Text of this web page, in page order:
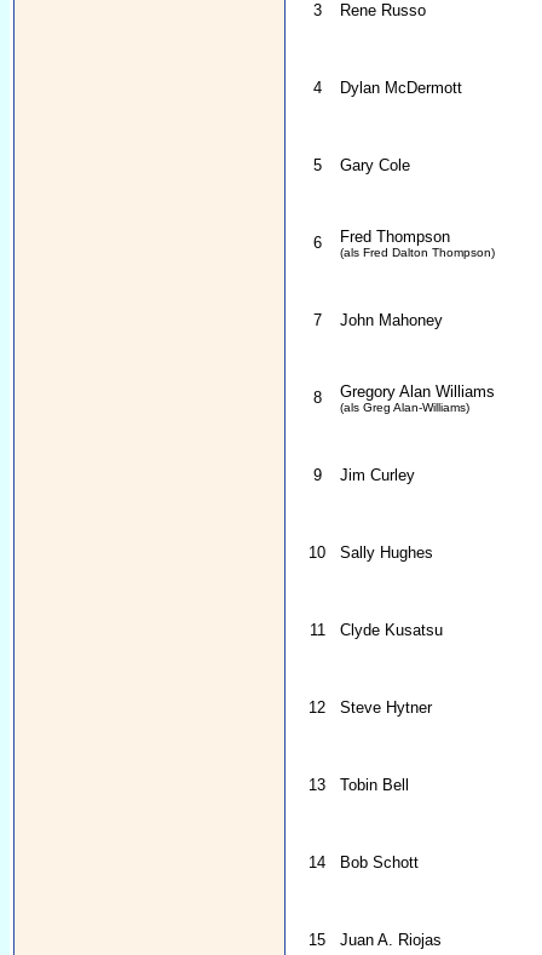
3 Rene Russo
4 Dylan McDermott
5 Gary Cole
6 Fred Thompson
(als Fred Dalton Thompson)
7 John Mahoney
8 Gregory Alan Williams
(als Greg Alan-Williams)
9 Jim Curley
10 Sally Hughes
11 Clyde Kusatsu
12 Steve Hytner
13 Tobin Bell
14 Bob Schott
15 Juan A. Riojas